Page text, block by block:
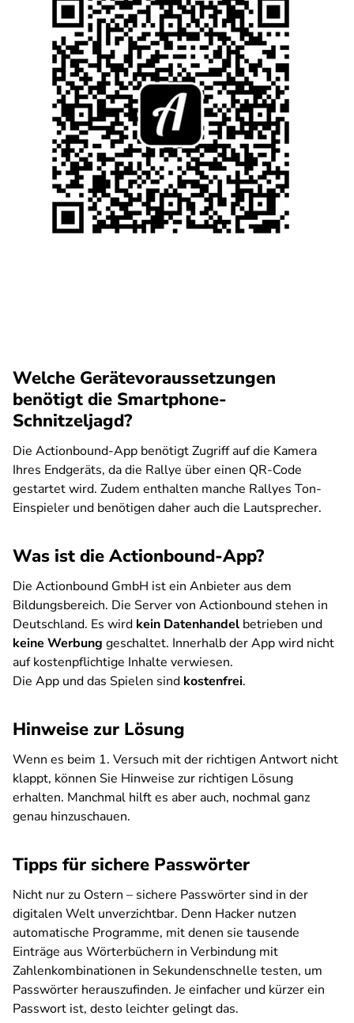
Welche Gerätevoraussetzungen
benötigt die Smartphone-
Schnitzeljagd?
Die Actionbound-App benötigt Zugriff auf die Kamera
Ihres Endgeräts, da die Rallye über einen QR-Code
gestartet wird. Zudem enthalten manche Rallyes Ton-
Einspieler und benötigen daher auch die Lautsprecher.
Was ist die Actionbound-App?
Die Actionbound GmbH ist ein Anbieter aus dem
Bildungsbereich. Die Server von Actionbound stehen in
Deutschland. Es wird kein Datenhandel betrieben und
keine Werbung geschaltet. Innerhalb der App wird nicht
auf kostenpflichtige Inhalte verwiesen.
Die App und das Spielen sind kostenfrei.
Hinweise zur Lösung
Wenn es beim 1. Versuch mit der richtigen Antwort nicht
klappt, können Sie Hinweise zur richtigen Lösung
erhalten. Manchmal hilft es aber auch, nochmal ganz
genau hinzuschauen.
Tipps für sichere Passwörter
Nicht nur zu Ostern – sichere Passwörter sind in der
digitalen Welt unverzichtbar. Denn Hacker nutzen
automatische Programme, mit denen sie tausende
Einträge aus Wörterbüchern in Verbindung mit
Zahlenkombinationen in Sekundenschnelle testen, um
Passwörter herauszufinden. Je einfacher und kürzer ein
Passwort ist, desto leichter gelingt das.